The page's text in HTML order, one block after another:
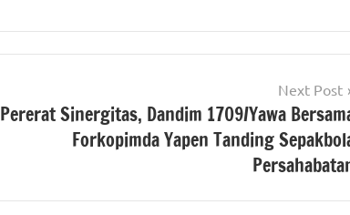
Next Post
Pererat Sinergitas, Dandim 1709/Yawa
Forkopimda Yapen Tanding